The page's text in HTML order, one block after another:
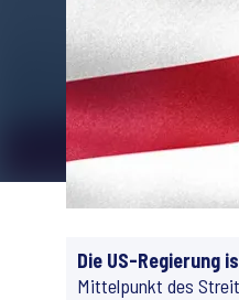
Die US-Regierung
Mittelpunkt des